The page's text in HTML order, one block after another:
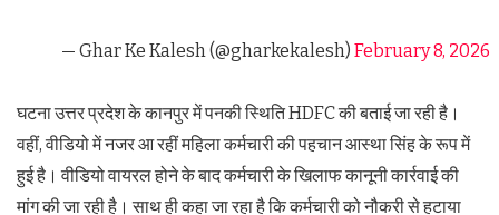
— Ghar Ke Kalesh (@gharkekalesh) February 8, 2026
घटना उत्तर प्रदेश के कानपुर में पनकी स्थिति HDFC की बताई जा रही है।
वहीं, वीडियो में नजर आ रहीं महिला कर्मचारी की पहचान आस्था सिंह के रूप में
हुई है। वीडियो वायरल होने के बाद कर्मचारी के खिलाफ कानूनी कार्रवाई की
मांग की जा रही है। साथ ही कहा जा रहा है कि कर्मचारी को नौकरी से हटाया